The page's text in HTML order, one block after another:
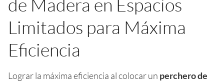
Limitados para Máxima
Eficiencia
Lograr la máxima eficiencia al colocar un perchero de